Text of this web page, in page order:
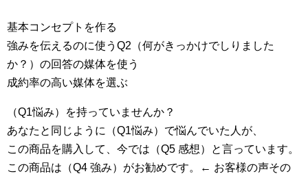
基本コンセプトを作る
強みを伝えるのに使うQ2（何がきっかけでしりました
か？）の回答の媒体を使う
成約率の高い媒体を選ぶ
（Q1悩み）を持っていませんか？
あなたと同じように（Q1悩み）で悩んでいた人が、
この商品を購入して、今では（Q5 感想）と言っています。
この商品は（Q4 強み）がお勧めです。← お客様の声その